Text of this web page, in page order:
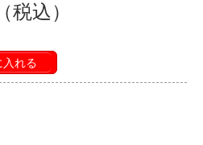
税込）
入れる